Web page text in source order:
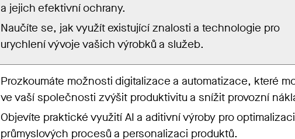
a jejich efektivní ochrany.
Naučíte se, jak využít existující znalosti a technologie pro
urychlení vývoje vašich výrobků a služeb.
Prozkoumáte možnosti digitalizace a automatizace, které
ve vaší společnosti zvýšit produktivitu a snížit provozní
Objevíte praktické využití AI a aditivní výroby pro optimalizaci
průmyslových procesů a personalizaci produktů.